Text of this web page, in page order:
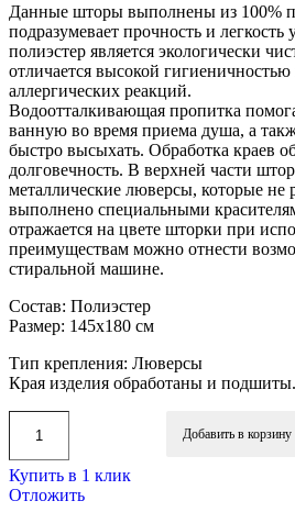
Данные шторы выполнены из 100%
подразумевает прочность и легкость
полиэстер является экологически
отличается высокой
аллергических реакций.
Водоотталкивающая пропитка
ванную во время приема душа, а
быстро высыхать. Обработка краев
долговечность. В верхней части
металлические люверсы, которые
выполнено специальными
отражается на цвете шторки при
преимуществам можно отнести
стиральной машине.
Состав: Полиэстер
Размер: 145х180 см
Тип крепления: Люверсы
Края изделия обработаны и подшиты.
Добавить в корзину
Купить в 1 клик
Отложить